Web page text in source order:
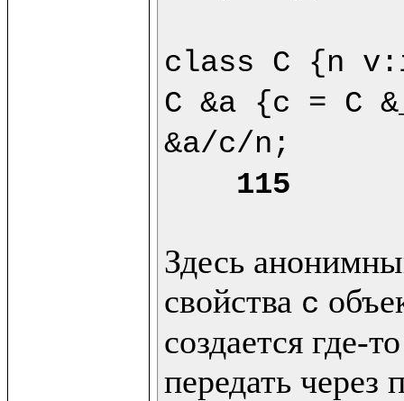
class C {n
C &a {c = C
&a/c/n;
115
Здесь
свойства c
создается где-
передать